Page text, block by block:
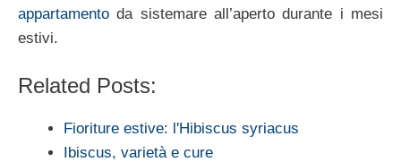
appartamento da sistemare all’aperto durante i mesi
estivi.
Related Posts:
Fioriture estive: l'Hibiscus syriacus
Ibiscus, varietà e cure